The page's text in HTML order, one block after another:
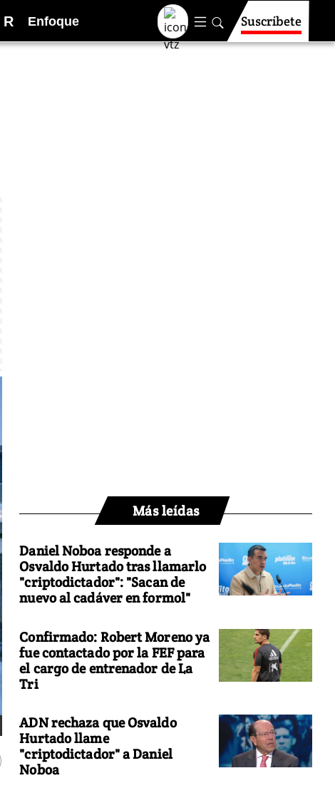
R Enfoque Suscríbete
Más leídas
Daniel Noboa responde a
Osvaldo Hurtado tras llamarlo
"criptodictador": "Sacan de
nuevo al cadáver en formol"
Confirmado: Robert Moreno ya
fue contactado por la FEF para
el cargo de entrenador de La
Tri
ADN rechaza que Osvaldo
Hurtado llame
"criptodictador" a Daniel
Noboa